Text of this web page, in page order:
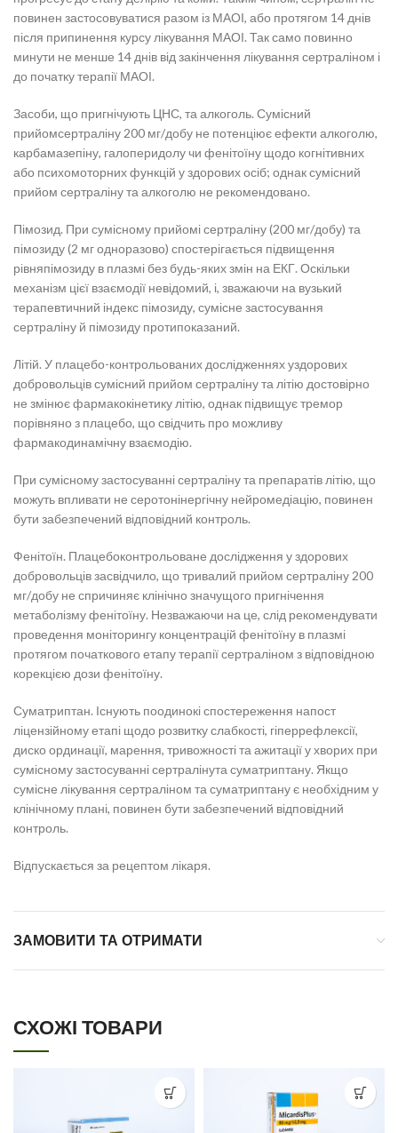
повинен застосовуватися разом із МАОІ, або протягом 14 днів
після припинення курсу лікування МАОІ. Так само повинно
минути не менше 14 днів від закінчення лікування сертраліном і
до початку терапії МАОІ.
Засоби, що пригнічують ЦНС, та алкоголь. Сумісний
прийомсертраліну 200 мг/добу не потенціює ефекти алкоголю,
карбамазепіну, галоперидолу чи фенітоїну щодо когнітивних
або психомоторних функцій у здорових осіб; однак сумісний
прийом сертраліну та алкоголю не рекомендовано.
Пімозид. При сумісному прийомі сертраліну (200 мг/добу) та
пімозиду (2 мг одноразово) спостерігається підвищення
рівняпімозиду в плазмі без будь-яких змін на ЕКГ. Оскільки
механізм цієї взаємодії невідомий, і, зважаючи на вузький
терапевтичний індекс пімозиду, сумісне застосування
сертраліну й пімозиду протипоказаний.
Літій. У плацебо-контрольованих дослідженнях уздорових
добровольців сумісний прийом сертраліну та літію достовірно
не змінює фармакокінетику літію, однак підвищує тремор
порівняно з плацебо, що свідчить про можливу
фармакодинамічну взаємодію.
При сумісному застосуванні сертраліну та препаратів літію, що
можуть впливати не серотонінергічну нейромедіацію, повинен
бути забезпечений відповідний контроль.
Фенітоїн. Плацебоконтрольоване дослідження у здорових
добровольців засвідчило, що тривалий прийом сертраліну 200
мг/добу не спричиняє клінічно значущого пригнічення
метаболізму фенітоїну. Незважаючи на це, слід рекомендувати
проведення моніторингу концентрацій фенітоїну в плазмі
протягом початкового етапу терапії сертраліном з відповідною
корекцією дози фенітоїну.
Суматриптан. Існують поодинокі спостереження напост
ліцензійному етапі щодо розвитку слабкості, гіперрефлексії,
диско ординації, марення, тривожності та ажитації у хворих при
сумісному застосуванні сертралінута суматриптану. Якщо
сумісне лікування сертраліном та суматриптану є необхідним у
клінічному плані, повинен бути забезпечений відповідний
контроль.
Відпускається за рецептом лікаря.
ЗАМОВИТИ ТА ОТРИМАТИ
СХОЖІ ТОВАРИ